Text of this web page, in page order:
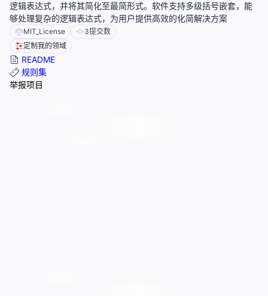
逻辑表达式，并将其简化至最简形式。软件支持多级括号嵌套，能
够处理复杂的逻辑表达式，为用户提供高效的化简解决方案
MIT_License 3提交数
定制我的领域
README
规则集
举报项目